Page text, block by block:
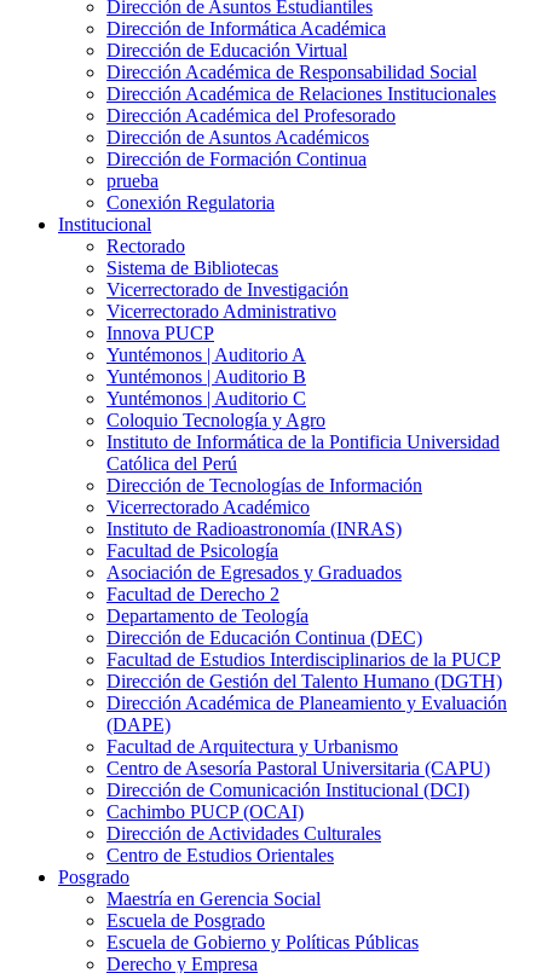
Dirección de Asuntos Estudiantiles
Dirección de Informática Académica
Dirección de Educación Virtual
Dirección Académica de Responsabilidad Social
Dirección Académica de Relaciones Institucionales
Dirección Académica del Profesorado
Dirección de Asuntos Académicos
Dirección de Formación Continua
prueba
Conexión Regulatoria
Institucional
Rectorado
Sistema de Bibliotecas
Vicerrectorado de Investigación
Vicerrectorado Administrativo
Innova PUCP
Yuntémonos | Auditorio A
Yuntémonos | Auditorio B
Yuntémonos | Auditorio C
Coloquio Tecnología y Agro
Instituto de Informática de la Pontificia Universidad
Católica del Perú
Dirección de Tecnologías de Información
Vicerrectorado Académico
Instituto de Radioastronomía (INRAS)
Facultad de Psicología
Asociación de Egresados y Graduados
Facultad de Derecho 2
Departamento de Teología
Dirección de Educación Continua (DEC)
Facultad de Estudios Interdisciplinarios de la PUCP
Dirección de Gestión del Talento Humano (DGTH)
Dirección Académica de Planeamiento y Evaluación
(DAPE)
Facultad de Arquitectura y Urbanismo
Centro de Asesoría Pastoral Universitaria (CAPU)
Dirección de Comunicación Institucional (DCI)
Cachimbo PUCP (OCAI)
Dirección de Actividades Culturales
Centro de Estudios Orientales
Posgrado
Maestría en Gerencia Social
Escuela de Posgrado
Escuela de Gobierno y Políticas Públicas
Derecho y Empresa